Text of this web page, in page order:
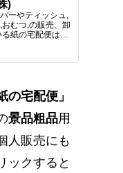
)
ーやティッシュ,
むつ,の販売、卸
紙の宅配便は創
ています。歴史
の宅配便」
景品粗品用
人販売にも
ックすると